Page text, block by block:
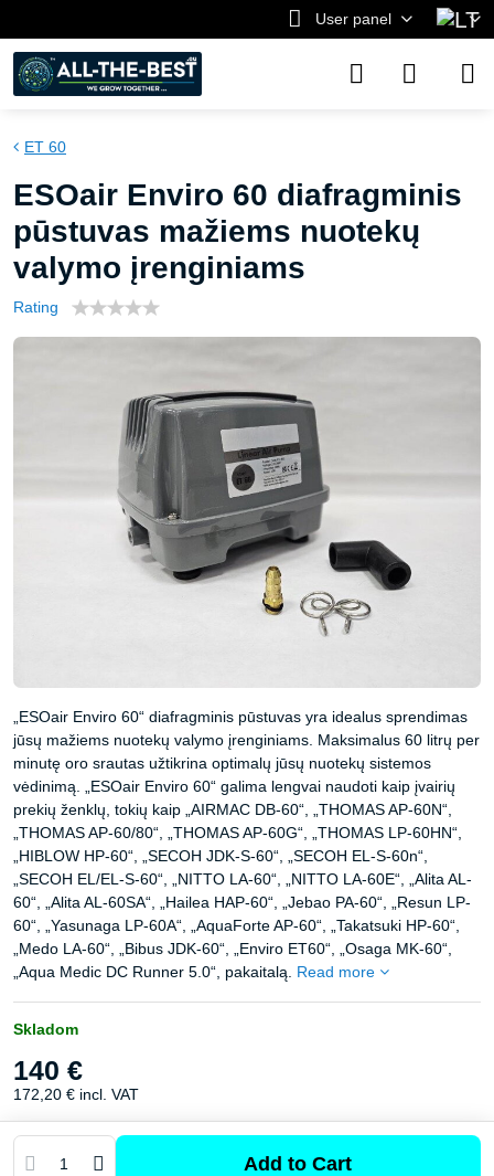
User panel
ET 60
ESOair Enviro 60 diafragminis
pūstuvas mažiems nuotekų
valymo įrenginiams
Rating
„ESOair Enviro 60“ diafragminis pūstuvas yra idealus sprendimas
jūsų mažiems nuotekų valymo įrenginiams. Maksimalus 60 litrų per
minutę oro srautas užtikrina optimalų jūsų nuotekų sistemos
vėdinimą. „ESOair Enviro 60“ galima lengvai naudoti kaip įvairių
prekių ženklų, tokių kaip „AIRMAC DB-60“, „THOMAS AP-60N“,
„THOMAS AP-60/80“, „THOMAS AP-60G“, „THOMAS LP-60HN“,
„HIBLOW HP-60“, „SECOH JDK-S-60“, „SECOH EL-S-60n“,
„SECOH EL/EL-S-60“, „NITTO LA-60“, „NITTO LA-60E“, „Alita AL-
60“, „Alita AL-60SA“, „Hailea HAP-60“, „Jebao PA-60“, „Resun LP-
60“, „Yasunaga LP-60A“, „AquaForte AP-60“, „Takatsuki HP-60“,
„Medo LA-60“, „Bibus JDK-60“, „Enviro ET60“, „Osaga MK-60“,
„Aqua Medic DC Runner 5.0“, pakaitalą. Read more
Skladom
140 €
172,20 € incl. VAT
Add to Cart